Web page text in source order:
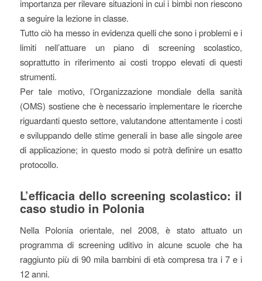
importanza per rilevare situazioni in cui i bimbi non riescono
a seguire la lezione in classe.
Tutto ciò ha messo in evidenza quelli che sono i problemi e i
limiti nell’attuare un piano di screening scolastico,
soprattutto in riferimento ai costi troppo elevati di questi
strumenti.
Per tale motivo, l’Organizzazione mondiale della sanità
(OMS) sostiene che è necessario implementare le ricerche
riguardanti questo settore, valutandone attentamente i costi
e sviluppando delle stime generali in base alle singole aree
di applicazione; in questo modo si potrà definire un esatto
protocollo.
L’efficacia dello screening scolastico: il
caso studio in Polonia
Nella Polonia orientale, nel 2008, è stato attuato un
programma di screening uditivo in alcune scuole che ha
raggiunto più di 90 mila bambini di età compresa tra i 7 e i
12 anni.